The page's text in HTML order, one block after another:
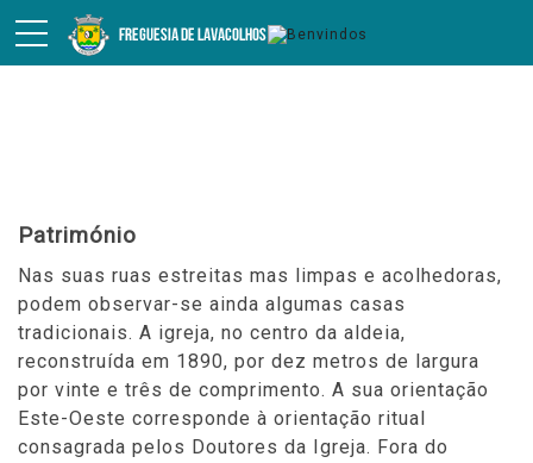
Património
Nas suas ruas estreitas mas limpas e acolhedoras,
podem observar-se ainda algumas casas
tradicionais. A igreja, no centro da aldeia,
reconstruída em 1890, por dez metros de largura
por vinte e três de comprimento. A sua orientação
Este-Oeste corresponde à orientação ritual
consagrada pelos Doutores da Igreja. Fora do